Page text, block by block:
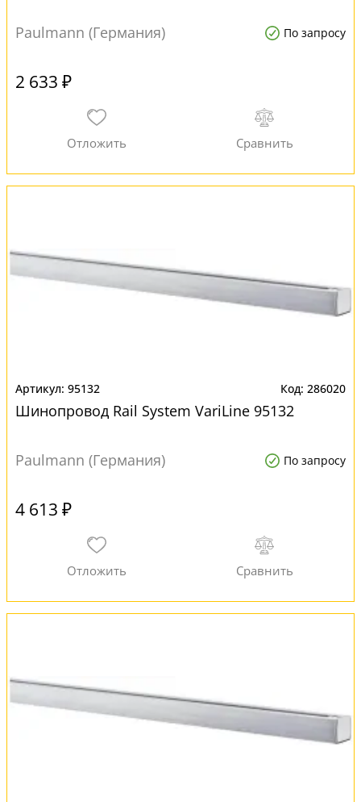
Paulmann (Германия) По запросу
2 633 ₽
95132 286020
Шинопровод Rail System VariLine 95132
Paulmann (Германия) По запросу
4 613 ₽